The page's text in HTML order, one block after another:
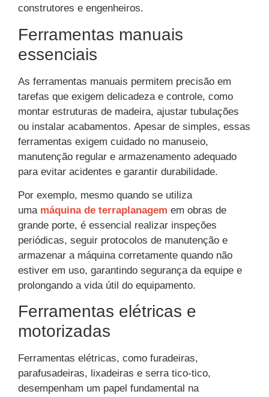
construtores e engenheiros.
Ferramentas manuais
essenciais
As ferramentas manuais permitem precisão em
tarefas que exigem delicadeza e controle, como
montar estruturas de madeira, ajustar tubulações
ou instalar acabamentos. Apesar de simples, essas
ferramentas exigem cuidado no manuseio,
manutenção regular e armazenamento adequado
para evitar acidentes e garantir durabilidade.
Por exemplo, mesmo quando se utiliza
uma máquina de terraplanagem em obras de
grande porte, é essencial realizar inspeções
periódicas, seguir protocolos de manutenção e
armazenar a máquina corretamente quando não
estiver em uso, garantindo segurança da equipe e
prolongando a vida útil do equipamento.
Ferramentas elétricas e
motorizadas
Ferramentas elétricas, como furadeiras,
parafusadeiras, lixadeiras e serra tico-tico,
desempenham um papel fundamental na